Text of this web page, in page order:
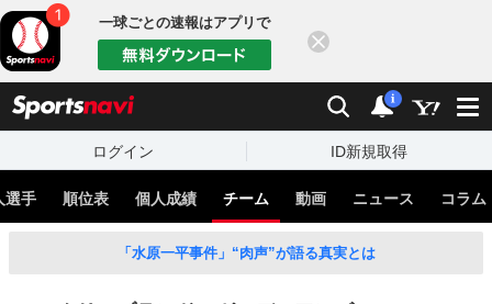
一球ごとの速報はアプリで
検索 通知
i
ログイン ID新規取得
選手 順位表 個人成績 チーム 動画 ニュース コラム
「水原一平事件」“肉声”が語る真実とは